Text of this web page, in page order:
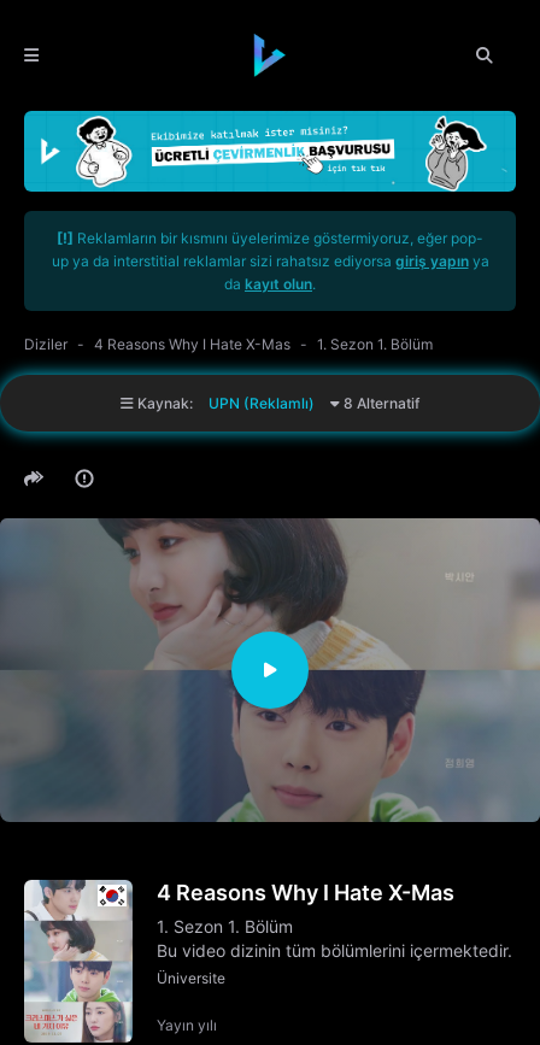
[!] Reklamların bir kısmını üyelerimize göstermiyoruz, eğer pop-
up ya da interstitial reklamlar sizi rahatsız ediyorsa giriş yapınya
da kayıt olun.
Diziler 4 Reasons Why I Hate X-Mas 1. Sezon 1. Bölüm
Kaynak: UPN (Reklamlı) 8 Alternatif
4 Reasons Why I Hate X-Mas
1. Sezon 1. Bölüm
Bu video dizinin tüm bölümlerini içermektedir.
Üniversite
Yayın yılı